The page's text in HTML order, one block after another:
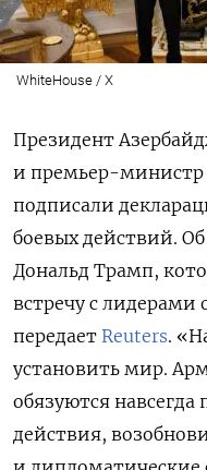
WhiteHouse / X
Президент
и премьер-
подписали
боевых действий.
Дональд Трамп,
встречу с лидерами
передает Reuters.
установить мир.
обязуются навсегда
действия,